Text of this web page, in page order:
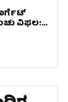
ವಿಫಲ:...